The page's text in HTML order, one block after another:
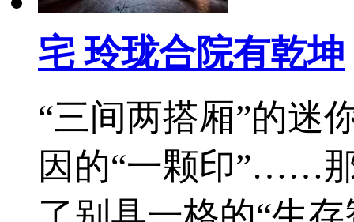
宅 玲珑合院有乾坤
“三间两搭厢”的迷
因的“一颗印”……